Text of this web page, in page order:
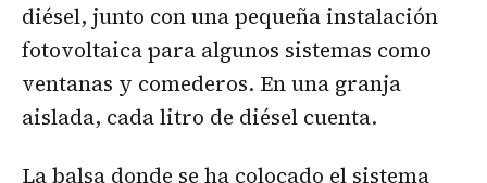
diésel, junto con una pequeña instalación
fotovoltaica para algunos sistemas como
ventanas y comederos. En una granja
aislada, cada litro de diésel cuenta.
La balsa donde se ha colocado el sistema